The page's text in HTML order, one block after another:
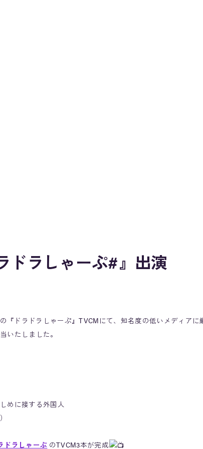
ドラしゃーぷ#』出演
『ドラドラしゃーぷ』TVCMにて、知名度の低いメディアに
いたしました。
めに接する外国人
）
ドラしゃーぷ のTVCM3本が完成